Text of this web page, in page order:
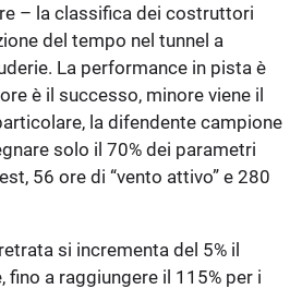
– la classifica dei costruttori
del tempo nel tunnel a
La performance in pista è
è il successo, minore viene il
la difendente campione
solo il 70% dei parametri
56 ore di “vento attivo” e 280
si incrementa del 5% il
a raggiungere il 115% per i